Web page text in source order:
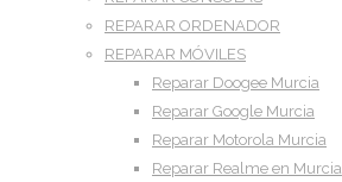
REPARAR ORDENADOR
REPARAR MÓVILES
Reparar Doogee Murcia
Reparar Google Murcia
Reparar Motorola Murcia
Reparar Realme en Murcia